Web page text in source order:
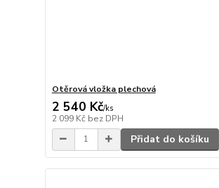
Otěrová vložka plechová
2 540 Kč/ks
2 099 Kč bez DPH
Přidat do košíku